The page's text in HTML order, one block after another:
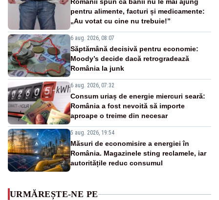
Românii spun că banii nu le mai ajung
pentru alimente, facturi și medicamente:
„Au votat cu cine nu trebuie!”
6 aug. 2026, 08:07
Săptămână decisivă pentru economie:
Moody’s decide dacă retrogradează
România la junk
6 aug. 2026, 07:32
Consum uriaș de energie miercuri seară:
România a fost nevoită să importe
aproape o treime din necesar
5 aug. 2026, 19:54
Măsuri de economisire a energiei în
România. Magazinele sting reclamele, iar
autoritățile reduc consumul
URMĂREȘTE-NE PE